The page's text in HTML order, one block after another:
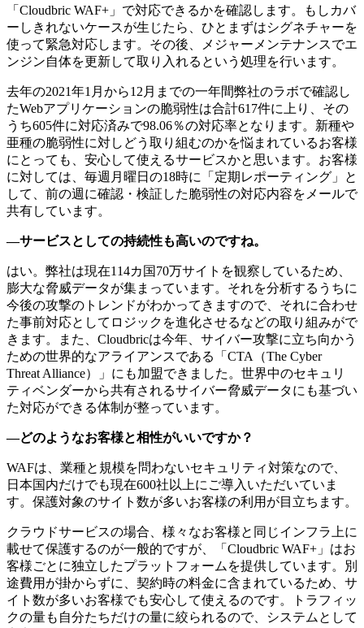
「Cloudbric WAF+」で対応できるかを確認します。もしカバ
ーしきれないケースが生じたら、ひとまずはシグネチャーを
使って緊急対応します。その後、メジャーメンテナンスでエ
ンジン自体を更新して取り入れるという処理を行います。
去年の2021年1月から12月までの一年間弊社のラボで確認し
たWebアプリケーションの脆弱性は合計617件に上り、その
うち605件に対応済みで98.06％の対応率となります。新種や
亜種の脆弱性に対しどう取り組むのかを悩まれているお客様
にとっても、安心して使えるサービスかと思います。お客様
に対しては、毎週月曜日の18時に「定期レポーティング」と
して、前の週に確認・検証した脆弱性の対応内容をメールで
共有しています。
―サービスとしての持続性も高いのですね。
はい。弊社は現在114カ国70万サイトを観察しているため、
膨大な脅威データが集まっています。それを分析するうちに
今後の攻撃のトレンドがわかってきますので、それに合わせ
た事前対応としてロジックを進化させるなどの取り組みがで
きます。また、Cloudbricは今年、サイバー攻撃に立ち向かう
ための世界的なアライアンスである「CTA（The Cyber
Threat Alliance）」にも加盟できました。世界中のセキュリ
ティベンダーから共有されるサイバー脅威データにも基づい
た対応ができる体制が整っています。
―どのようなお客様と相性がいいですか？
WAFは、業種と規模を問わないセキュリティ対策なので、
日本国内だけでも現在600社以上にご導入いただいていま
す。保護対象のサイト数が多いお客様の利用が目立ちます。
クラウドサービスの場合、様々なお客様と同じインフラ上に
載せて保護するのが一般的ですが、「Cloudbric WAF+」はお
客様ごとに独立したプラットフォームを提供しています。別
途費用が掛からずに、契約時の料金に含まれているため、サ
イト数が多いお客様でも安心して使えるのです。トラフィッ
クの量も自分たちだけの量に絞られるので、システムとして